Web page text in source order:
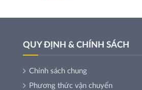
QUY ĐỊNH & CHÍNH SÁCH
Chính sách chung
Phương thức vận chuyển